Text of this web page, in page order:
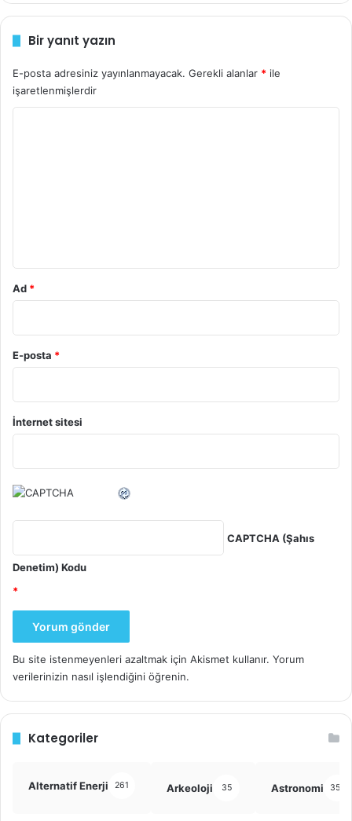
Bir yanıt yazın
E-posta adresiniz yayınlanmayacak. Gerekli alanlar * ile
işaretlenmişlerdir
Ad *
E-posta *
İnternet sitesi
CAPTCHA (Şahıs
Denetim) Kodu
*
Bu site istenmeyenleri azaltmak için Akismet kullanır. Yorum
verilerinizin nasıl işlendiğini öğrenin.
Kategoriler
Alternatif Enerji 261 Arkeoloji 35 Astronomi 355